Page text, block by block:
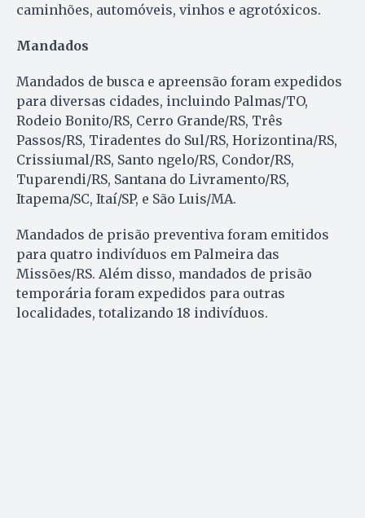
caminhões, automóveis, vinhos e agrotóxicos.
Mandados
Mandados de busca e apreensão foram expedidos
para diversas cidades, incluindo Palmas/TO,
Rodeio Bonito/RS, Cerro Grande/RS, Três
Passos/RS, Tiradentes do Sul/RS, Horizontina/RS,
Crissiumal/RS, Santo ngelo/RS, Condor/RS,
Tuparendi/RS, Santana do Livramento/RS,
Itapema/SC, Itaí/SP, e São Luis/MA.
Mandados de prisão preventiva foram emitidos
para quatro indivíduos em Palmeira das
Missões/RS. Além disso, mandados de prisão
temporária foram expedidos para outras
localidades, totalizando 18 indivíduos.